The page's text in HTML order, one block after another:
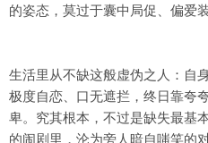
的姿态，莫过于囊中局促、偏爱
生活里从不缺这般虚伪之人：自
极度自恋、口无遮拦，终日靠夸
卑。究其根本，不过是缺失最基
的闹剧里，沦为旁人暗自嗤笑的对